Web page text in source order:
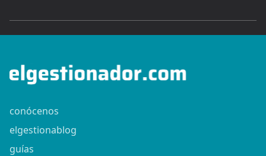
conócenos
elgestionablog
guías